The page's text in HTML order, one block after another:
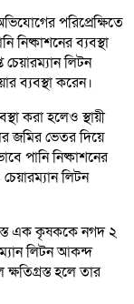
পরিপ্রেক্ষিতে
নিষ্কাশনের ব্যবস্থা
লিটন
ব্যবস্থা করেন।
করা হলেও স্থায়ী
জমির ভেতর দিয়ে
পানি নিষ্কাশনের
লিটন
এক কৃষককে নগদ ২
লিটন আকন্দ
হলে তার